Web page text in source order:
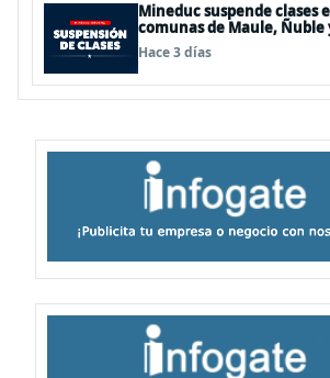
Mineduc suspende clases
comunas de Maule, Ñuble
para este lunes
Hace 3 días